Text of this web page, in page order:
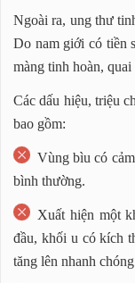
Ngoài ra, ung thư
Do nam giới có tiền
màng tinh hoàn,
Các dấu hiệu, triệu
bao gồm:
Vùng bìu có
bình thường.
Xuất hiện một
đầu, khối u có kích
tăng lên nhanh